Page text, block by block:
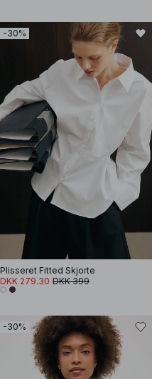
-30%
Plisseret Fitted Skjorte
DKK 279.30 DKK 399
-30%